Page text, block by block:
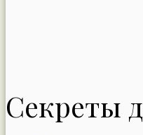
Секреты